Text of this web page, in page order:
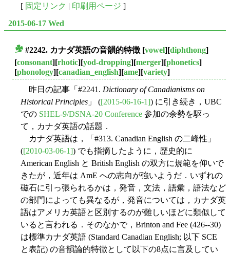
[ 固定リンク | 印刷用ページ ]
2015-06-17 Wed
#2242. カナダ英語の音韻的特徴 [vowel][diphthong]
[consonant][rhotic][yod-dropping][merger][phonetics]
[phonology][canadian_english][ame][variety]
昨日の記事「#2241. Dictionary of Canadianisms on
Historical Principles 」 ([2015-06-16-1]) に引き続き，UBC
での SHEL-9/DSNA-20 Conference 参加の余勢を駆っ
て，カナダ英語の話題．
カナダ英語は，「#313. Canadian English の二峰性」
([2010-03-06-1]) でも指摘したように，歴史的に
American English と British English の双方に規範を仰いで
きたが，近年は AmE への志向が強いようだ．いずれの
磁石に引っ張られるかは，発音，文法，語彙，語法など
の部門によっても異なるが，発音については，カナダ英
語はアメリカ英語と区別するのが難しいほどに類似して
いると言われる．そのなかで，Brinton and Fee (426--30)
は標準カナダ英語 (Standard Canadian English; 以下 SCE
と表記) の音韻論的特徴として以下の8点に言及してい